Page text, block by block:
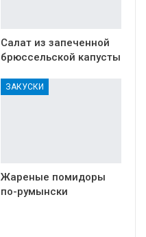
Салат из запеченной
брюссельской капусты
ЗАКУСКИ
Жареные помидоры
по-румынски